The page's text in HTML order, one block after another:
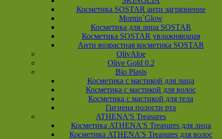
Косметика SOSTAR анти загрязнение
Mornin`Glow
Косметика для лица SOSTAR
Косметика SOSTAR увлажняющая
Анти возрастная косметика SOSTAR
OlivAloe
Olive Gold 0.2
Bio Plasis
Косметика с мастикой для лица
Косметика с мастикой для волос
Косметика с мастикой для тела
Гигиена полости рта
ATHENA'S Treasures
Косметика ATHENA'S Treasures для лица
Косметика ATHENA'S Treasures для волос